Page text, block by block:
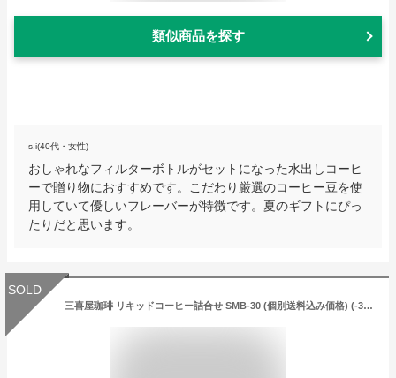
類似商品を探す
s.i(40代・女性)
おしゃれなフィルターボトルがセットになった水出しコーヒ
ーで贈り物におすすめです。こだわり厳選のコーヒー豆を使
用していて優しいフレーバーが特徴です。夏のギフトにぴっ
たりだと思います。
SOLD
三喜屋珈琲 リキッドコーヒー詰合せ SMB-30 (個別送料込み価格) (-3065-302-) | 内祝い ギフト 出産内祝い 引き出物 結婚内祝い 快気祝い お返し 志